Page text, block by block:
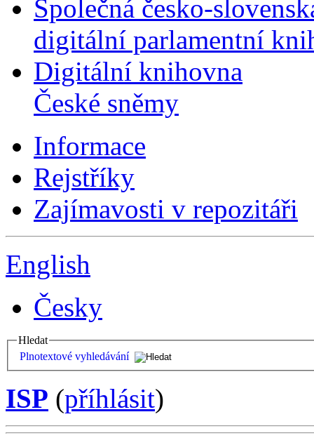
Společná česko-
digitální parlamentní
Digitální knihovna
České sněmy
Informace
Rejstříky
Zajímavosti v repozitáři
English
Česky
Hledat
Plnotextové vyhledávání
ISP (příhlásit)